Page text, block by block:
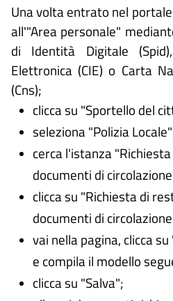
Una volta entrato nel
all'"Area personale"
di Identità Digitale (
Elettronica (CIE) o Carta
(Cns);
clicca su "Sportello del
seleziona "Polizia
cerca l'istanza
documenti di
clicca su "Richiesta di
documenti di
vai nella pagina, clicca
e compila il modello
clicca su "Salva";